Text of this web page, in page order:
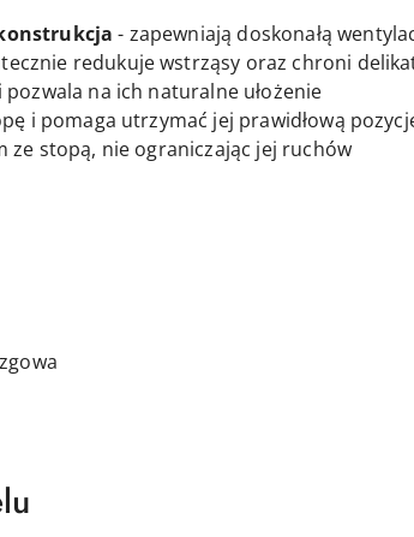
- zapewniają doskonałą
redukuje wstrząsy oraz chroni
na ich naturalne ułożenie
i pomaga utrzymać jej prawidłową
ze stopą, nie ograniczając jej ruchów